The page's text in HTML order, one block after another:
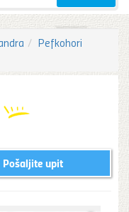
Pefkohori
Pošaljite upit